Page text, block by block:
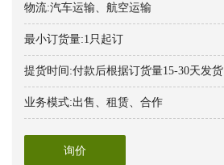
物流:汽车运输、航空运输
最小订货量:1只起订
提货时间:付款后根据订货量15-30天发货
业务模式:出售、租赁、合作
询价